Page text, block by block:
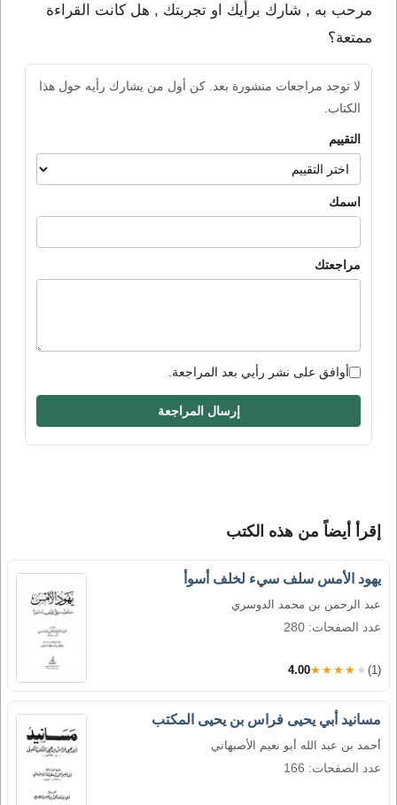
مرحب به , شارك برأيك او تجربتك , هل كانت القراءة
ممتعة؟
لا توجد مراجعات منشورة بعد. كن أول من يشارك رأيه حول هذا
الكتاب.
التقييم
اسمك
مراجعتك
أوافق على نشر رأيي بعد المراجعة.
إرسال المراجعة
إقرأ أيضاً من هذه الكتب
يهود الأمس سلف سيء لخلف أسوأ
عبد الرحمن بن محمد الدوسري
عدد الصفحات: 280
4.00★★★★★ (1)
مسانيد أبي يحيى فراس بن يحيى المكتب
أحمد بن عبد الله أبو نعيم الأصبهاني
عدد الصفحات: 166